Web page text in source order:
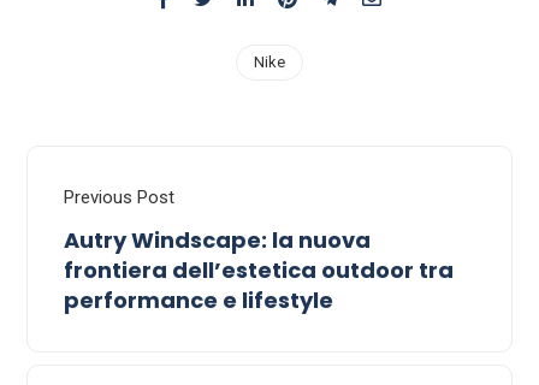
Nike
Previous Post
Autry Windscape: la nuova
frontiera dell’estetica outdoor tra
performance e lifestyle